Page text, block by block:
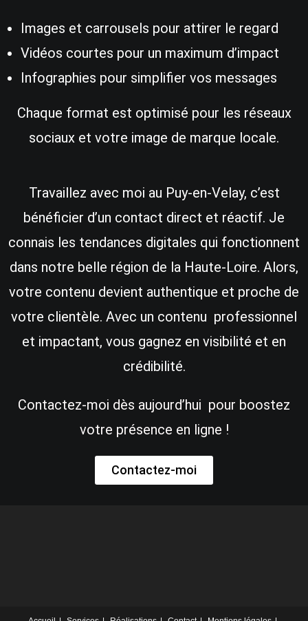
Images et carrousels pour attirer le regard
Vidéos courtes pour un maximum d’impact
Infographies pour simplifier vos messages
Chaque format est optimisé pour les réseaux
sociaux et votre image de marque locale.
Travaillez avec moi au Puy-en-Velay, c’est
bénéficier d’un contact direct et réactif. Je
connais les tendances digitales qui fonctionnent
dans notre belle région de la Haute-Loire. Alors,
votre contenu devient authentique et proche de
votre clientèle. Avec un contenu professionnel
et impactant, vous gagnez en visibilité et en
crédibilité.
Contactez-moi dès aujourd’hui pour boostez
votre présence en ligne !
Contactez-moi